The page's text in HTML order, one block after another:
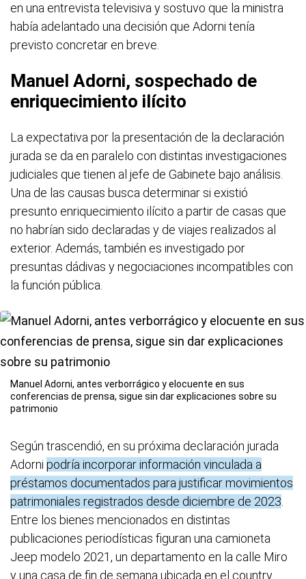
en una entrevista televisiva y sostuvo que la ministra
había adelantado una decisión que Adorni tenía
previsto concretar en breve.
Manuel Adorni, sospechado de
enriquecimiento ilícito
La expectativa por la presentación de la declaración
jurada se da en paralelo con distintas investigaciones
judiciales que tienen al jefe de Gabinete bajo análisis.
Una de las causas busca determinar si existió
presunto enriquecimiento ilícito a partir de casas que
no habrían sido declaradas y de viajes realizados al
exterior. Además, también es investigado por
presuntas dádivas y negociaciones incompatibles con
la función pública.
Manuel Adorni, antes verborrágico y elocuente en sus
conferencias de prensa, sigue sin dar explicaciones sobre su
patrimonio
Según trascendió, en su próxima declaración jurada
Adorni podría incorporar información vinculada a
préstamos documentados para justificar movimientos
patrimoniales registrados desde diciembre de 2023
Entre los bienes mencionados en distintas
publicaciones periodísticas figuran una camioneta
Jeep modelo 2021, un departamento en la calle Miro
y una casa de fin de semana ubicada en el country